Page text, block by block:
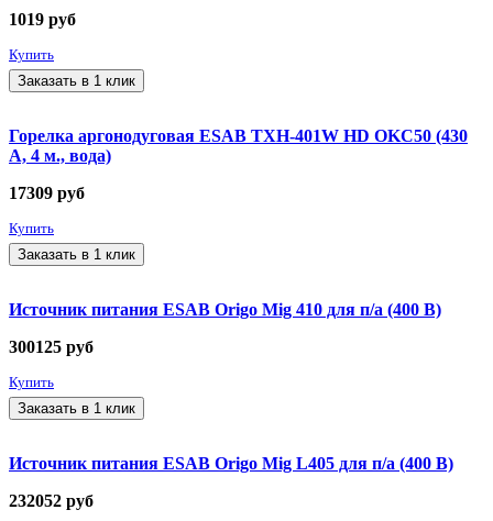
1019 руб
Купить
Заказать в 1 клик
Горелка аргонодуговая ESAB TXH-401W HD OKC50 (430
А, 4 м., вода)
17309 руб
Купить
Заказать в 1 клик
Источник питания ESAB Origo Mig 410 для п/а (400 В)
300125 руб
Купить
Заказать в 1 клик
Источник питания ESAB Origo Mig L405 для п/а (400 В)
232052 руб